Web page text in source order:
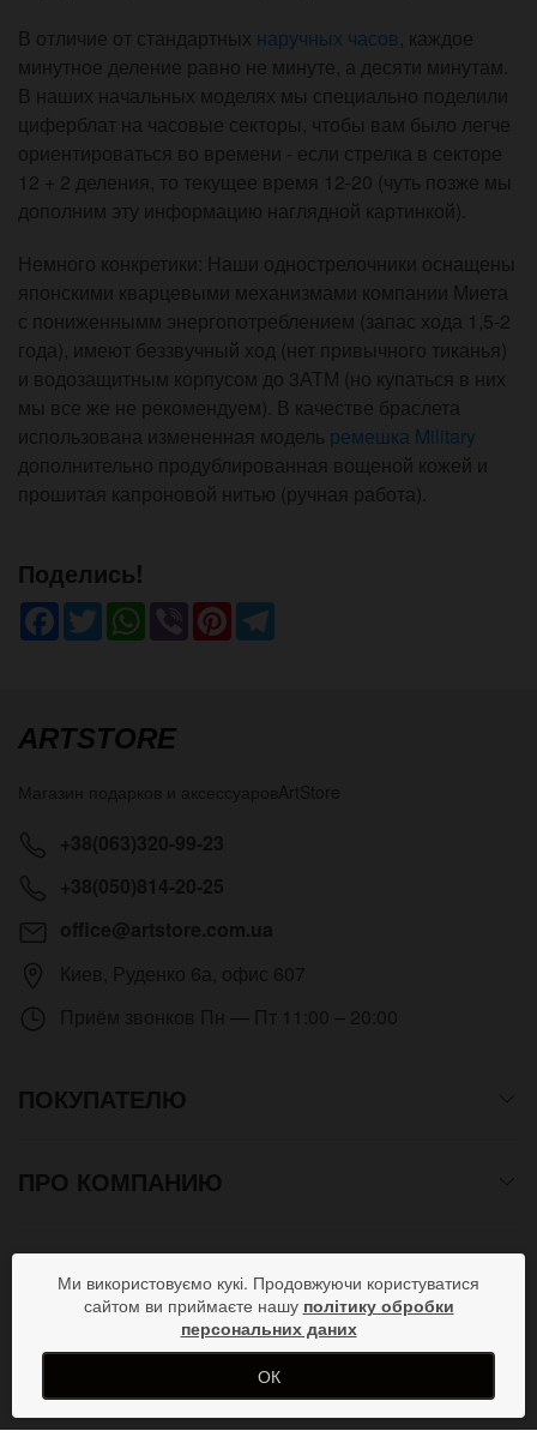
В отличие от стандартных наручных часов , каждое
минутное деление равно не минуте, а десяти минутам.
В наших начальных моделях мы специально поделили
циферблат на часовые секторы, чтобы вам было легче
ориентироваться во времени - если стрелка в секторе
12 + 2 деления, то текущее время 12-20 (чуть позже мы
дополним эту информацию наглядной картинкой).
Немного конкретики: Наши однострелочники оснащены
японскими кварцевыми механизмами компании Миета
с пониженнымм энергопотреблением (запас хода 1,5-2
года), имеют беззвучный ход (нет привычного тиканья)
и водозащитным корпусом до 3АТМ (но купаться в них
мы все же не рекомендуем). В качестве браслета
использована измененная модель ремешка Military
дополнительно продублированная вощеной кожей и
прошитая капроновой нитью (ручная работа).
Поделись!
Facebook
TwitterWhatsApp
ViberPinterest
ARTSTORE
ПОКУПАТЕЛЮ
ПРО КОМПАНИЮ
СПОСОБЫ ОПЛАТЫ
ПРИСОЕДИНЯЙСЯ В СОЦСЕТЯХ
Ми використовуємо кукі. Продовжуючи користуватися
сайтом ви приймаєте нашу політику обробки
персональних даних
ОК